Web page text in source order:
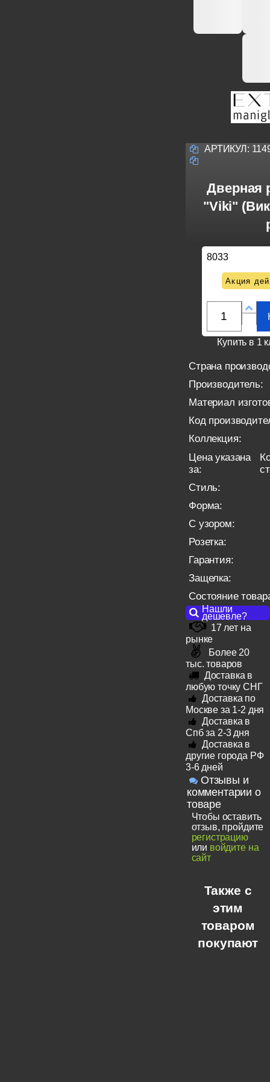
АРТИКУЛ:
Дверная
"Viki"
8033
Акция
Купить в 1
Страна
Производитель:
Материал
Код
Коллекция:
Цена указана
за:
Стиль:
Форма:
С узором:
Розетка:
Гарантия:
Защелка:
Состояние
Нашли
дешевле?
17 лет на
рынке
Более 20
тыс. товаров
Доставка в
любую точку СНГ
Доставка по
Москве за 1-2 дня
Доставка в
Спб за 2-3 дня
Доставка в
другие города РФ
3-6 дней
Отзывы и
комментарии о
товаре
Чтобы оставить
отзыв, пройдите
регистрацию
или войдите на
сайт
Также с
этим
товаром
покупают